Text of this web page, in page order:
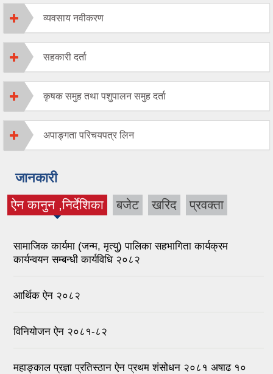
व्यवसाय नवीकरण
सहकारी दर्ता
कृषक समुह तथा पशुपालन समुह दर्ता
अपाङ्गता परिचयपत्र लिन
जानकारी
ऐन कानुन ,निर्देशिका
(active tab) बजेट खरिद प्रवक्ता
सामाजिक कार्यमा (जन्म, मृत्यु) पालिका सहभागिता कार्यक्रम
कार्यन्वयन सम्बन्धी कार्यविधि २०८२
आर्थिक ऐन २०८२
विनियोजन ऐन २०८१-८२
महाङ्काल प्रज्ञा प्रतिस्ठान ऐन प्रथम शंसोधन २०८१ अषाढ १०